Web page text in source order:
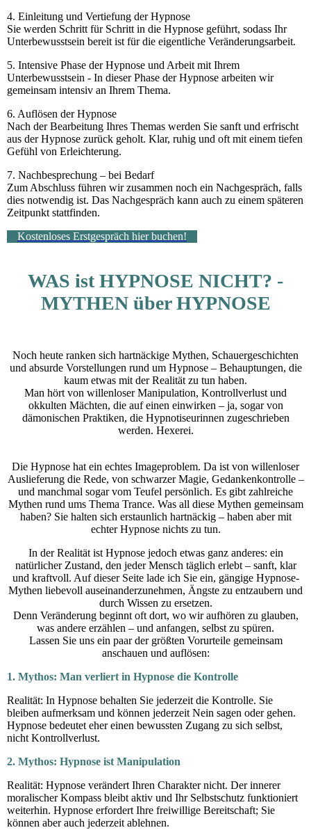
4. Einleitung und Vertiefung der Hypnose
Sie werden Schritt für Schritt in die Hypnose geführt, sodass Ihr
Unterbewusstsein bereit ist für die eigentliche Veränderungsarbeit.
5. Intensive Phase der Hypnose und Arbeit mit Ihrem
Unterbewusstsein - In dieser Phase der Hypnose arbeiten wir
gemeinsam intensiv an Ihrem Thema.
6. Auflösen der Hypnose
Nach der Bearbeitung Ihres Themas werden Sie sanft und erfrischt
aus der Hypnose zurück geholt. Klar, ruhig und oft mit einem tiefen
Gefühl von Erleichterung.
7. Nachbesprechung – bei Bedarf
Zum Abschluss führen wir zusammen noch ein Nachgespräch, falls
dies notwendig ist. Das Nachgespräch kann auch zu einem späteren
Zeitpunkt stattfinden.
Kostenloses Erstgespräch hier buchen!
WAS ist HYPNOSE NICHT? -
MYTHEN über HYPNOSE
Noch heute ranken sich hartnäckige Mythen, Schauergeschichten
und absurde Vorstellungen rund um Hypnose – Behauptungen, die
kaum etwas mit der Realität zu tun haben.
Man hört von willenloser Manipulation, Kontrollverlust und
okkulten Mächten, die auf einen einwirken – ja, sogar von
dämonischen Praktiken, die Hypnotiseurinnen zugeschrieben
werden. Hexerei.
Die Hypnose hat ein echtes Imageproblem. Da ist von willenloser
Auslieferung die Rede, von schwarzer Magie, Gedankenkontrolle –
und manchmal sogar vom Teufel persönlich. Es gibt zahlreiche
Mythen rund ums Thema Trance. Was all diese Mythen gemeinsam
haben? Sie halten sich erstaunlich hartnäckig – haben aber mit
echter Hypnose nichts zu tun.
In der Realität ist Hypnose jedoch etwas ganz anderes: ein
natürlicher Zustand, den jeder Mensch täglich erlebt – sanft, klar
und kraftvoll. Auf dieser Seite lade ich Sie ein, gängige Hypnose-
Mythen liebevoll auseinanderzunehmen, Ängste zu entzaubern und
durch Wissen zu ersetzen.
Denn Veränderung beginnt oft dort, wo wir aufhören zu glauben,
was andere erzählen – und anfangen, selbst zu spüren.
Lassen Sie uns ein paar der größten Vorurteile gemeinsam
anschauen und auflösen:
1. Mythos: Man verliert in Hypnose die Kontrolle
Realität: In Hypnose behalten Sie jederzeit die Kontrolle. Sie
bleiben aufmerksam und können jederzeit Nein sagen oder gehen.
Hypnose bedeutet eher einen bewussten Zugang zu sich selbst,
nicht Kontrollverlust.
2. Mythos: Hypnose ist Manipulation
Realität: Hypnose verändert Ihren Charakter nicht. Der innerer
moralischer Kompass bleibt aktiv und Ihr Selbstschutz funktioniert
weiterhin. Hypnose erfordert Ihre freiwillige Bereitschaft; Sie
können aber auch jederzeit ablehnen.